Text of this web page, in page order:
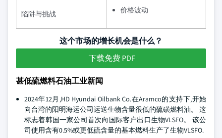
陷阱与挑战 价格波动
这个市场的增长机会是什么？
下载免费 PDF
甚低硫燃料石油工业新闻
2024年12月,HD Hyundai Oilbank Co.在Aramco的支持下,开始
向台湾的阳明海运公司运送生物含量很低的硫磺燃料油。 这
标志着韩国一家公司首次向国际客户出口生物VLSFO。 该公
司使用含有0.5%或更低硫含量的基本燃料生产了生物VLSFO.